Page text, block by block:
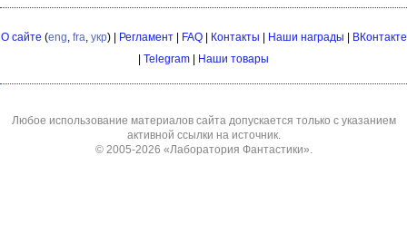
О сайте (eng, fra, укр) | Регламент| FAQ| Контакты Наши награды
ВКонтакте
Telegram Наши товары
Любое использование материалов сайта допускается только с указанием
активной ссылки на источник.
© 2005-2026 «Лаборатория Фантастики».